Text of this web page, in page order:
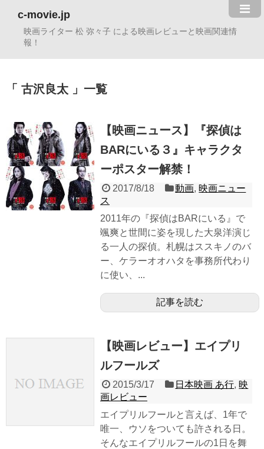
c-movie.jp
映画ライター 松 弥々子 による映画レビューと映画関連情
報！
古沢良太 一覧
【映画ニュース】『探偵は
BARにいる３』キャラクタ
ーポスター解禁！
2017/8/18 動画, 映画ニュー
ス
2011年の『探偵はBARにいる』で
颯爽と世間に姿を現した大泉洋演じ
る一人の探偵。札幌はススキノのバ
ー、ケラーオオハタを事務所代わり
に使い、...
記事を読む
【映画レビュー】エイプリ
ルフールズ
2015/3/17 日本映画 あ行, 映
画レビュー
エイプリルフールと言えば、1年で
唯一、ウソをついても許される日。
そんなエイプリルフールの1日を舞